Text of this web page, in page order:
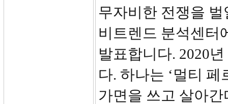
무자비한 전쟁을
비트렌드 분석센터
발표합니다. 2020
다. 하나는 ‘멀티
가면을 쓰고 살아